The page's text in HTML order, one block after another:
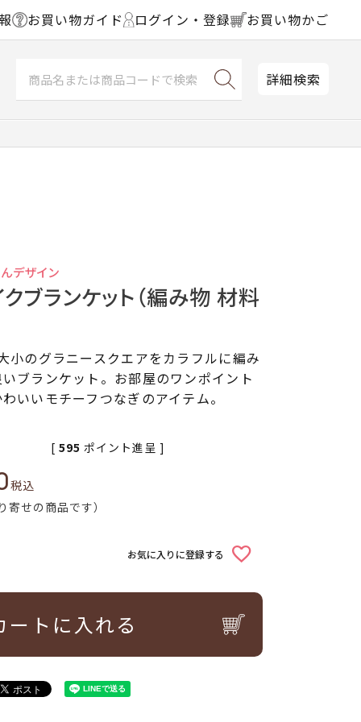
お買い物ガイド ログイン・登録 お買い物かご
詳細検索
デザイン
ブランケット（編み物 材料
小のグラニースクエアをカラフルに編み
ブランケット。お部屋のワンポイント
いいモチーフつなぎのアイテム。
税込
[ 595 ポイント進呈 ]
せの商品です）
お気に入りに登録する
ートに入れる